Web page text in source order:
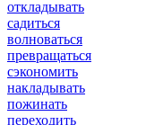
откладывать
садиться
волноваться
превращаться
сэкономить
накладывать
пожинать
переходить